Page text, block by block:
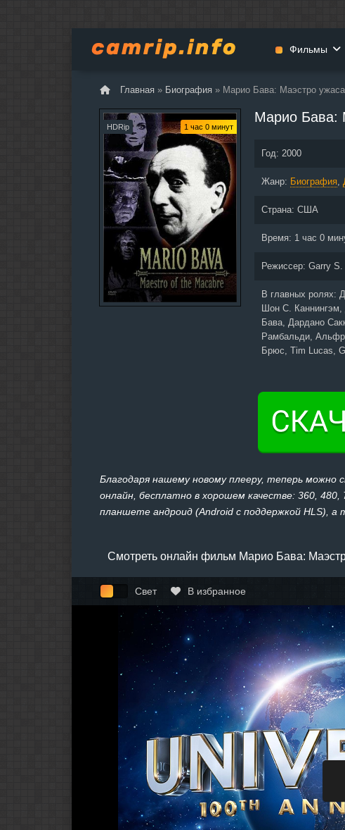
Главная » Биография » Марио Бава: Маэстро ужаса
HDRip 1 час 0 минут
Марио Бава:
Год: 2000
Жанр: Биография,
Страна: США
Время: 1 час 0
Режиссер: Garry S.
В главных ролях:
Шон С.
Бава, Дардано
Рамбальди,
Брюс, Tim Lucas,
Благодаря нашему новому плееру, теперь
онлайн, бесплатно в хорошем качестве: 360,
планшете андроид (Android с поддержкой HLS), а
Смотреть онлайн фильм Марио Бава:
Свет В избранное
Фильмы
Драма
Фантастика
Общие фильмы